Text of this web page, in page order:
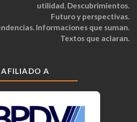
utilidad. Descubrimientos.
Futuro y perspectivas.
Informaciones que suman.
Textos que aclaran.
AFILIADO A